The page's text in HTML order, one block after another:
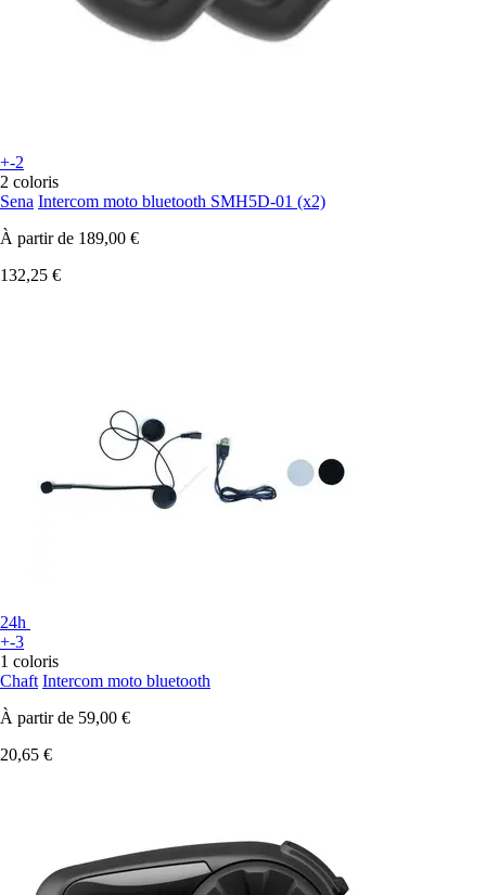
+-2
2 coloris
Sena Intercom moto bluetooth SMH5D-01 (x2)
À partir de 189,00 €
132,25 €
24h
+-3
1 coloris
Chaft Intercom moto bluetooth
À partir de 59,00 €
20,65 €